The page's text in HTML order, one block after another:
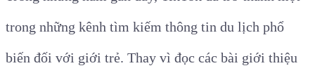
trong những kênh tìm kiếm thông tin du lịch phổ
biến đối với giới trẻ. Thay vì đọc các bài giới thiệu